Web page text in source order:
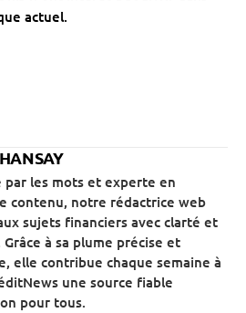
actuel.
par les mots et experte en
contenu, notre rédactrice web
sujets financiers avec clarté et
à sa plume précise et
elle contribue chaque semaine à
une source fiable
pour tous.